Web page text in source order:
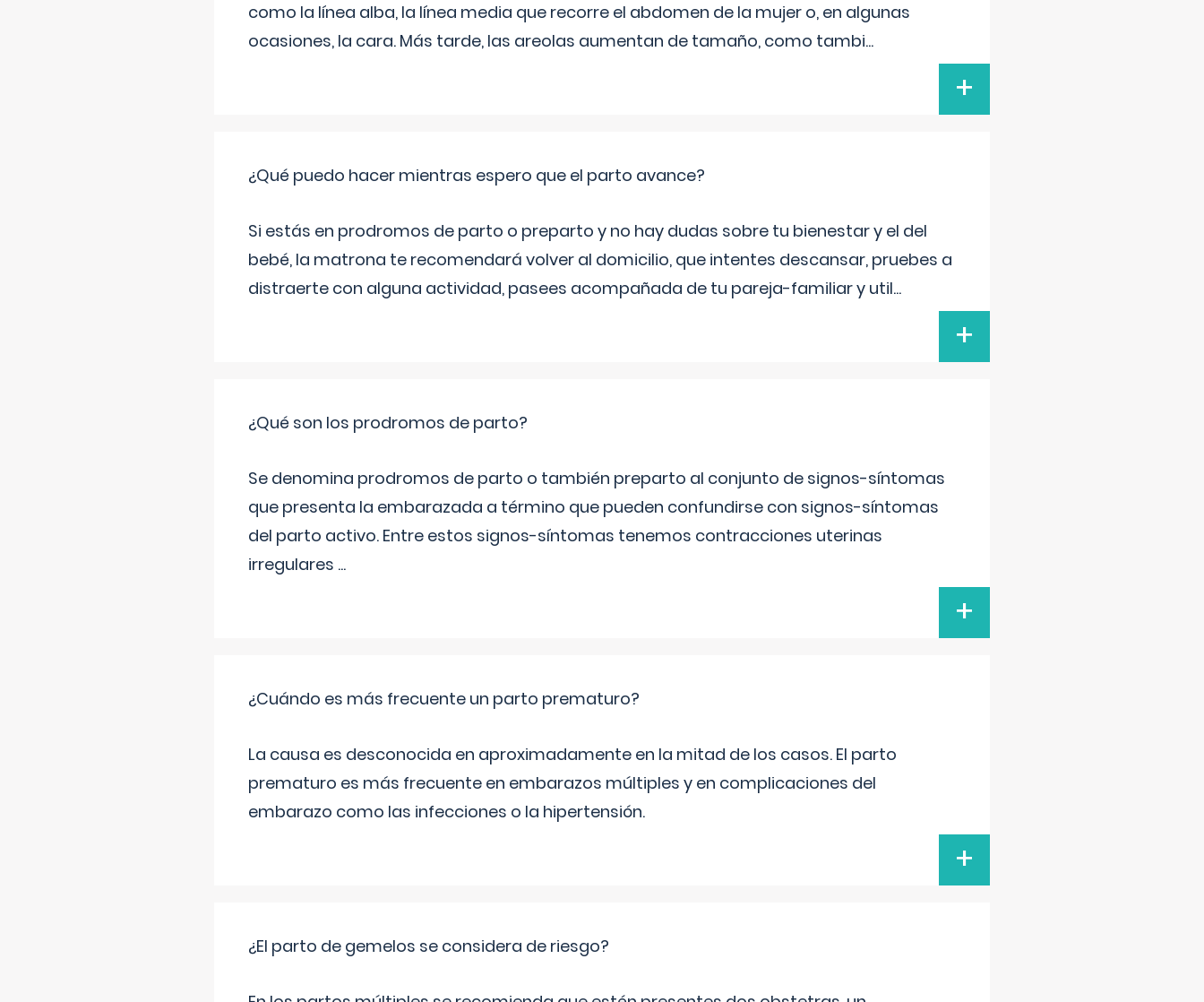
como la línea alba, la línea media que recorre el abdomen de la mujer o, en algunas
ocasiones, la cara. Más tarde, las areolas aumentan de tamaño, como tambi...
+
¿Qué puedo hacer mientras espero que el parto avance?
Si estás en prodromos de parto o preparto y no hay dudas sobre tu bienestar y el del
bebé, la matrona te recomendará volver al domicilio, que intentes descansar, pruebes a
distraerte con alguna actividad, pasees acompañada de tu pareja-familiar y util...
+
¿Qué son los prodromos de parto?
Se denomina prodromos de parto o también preparto al conjunto de signos-síntomas
que presenta la embarazada a término que pueden confundirse con signos-síntomas
del parto activo. Entre estos signos-síntomas tenemos contracciones uterinas
irregulares ...
+
¿Cuándo es más frecuente un parto prematuro?
La causa es desconocida en aproximadamente en la mitad de los casos. El parto
prematuro es más frecuente en embarazos múltiples y en complicaciones del
embarazo como las infecciones o la hipertensión.
+
¿El parto de gemelos se considera de riesgo?